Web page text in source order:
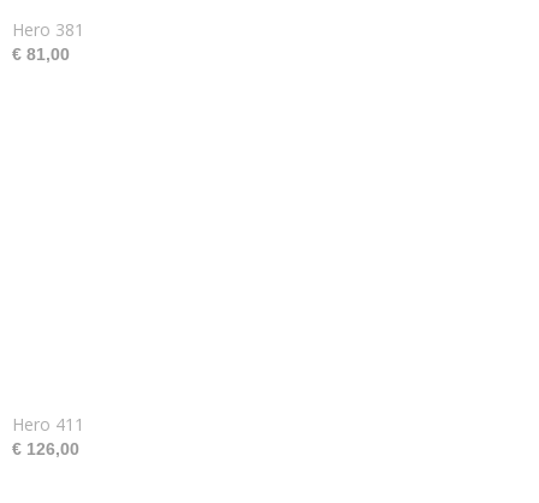
Hero 381
€ 81,00
Hero 411
€ 126,00